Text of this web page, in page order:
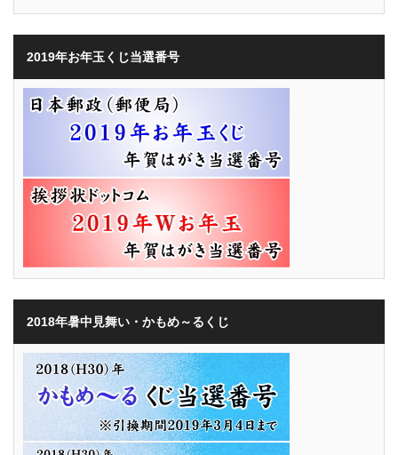
2019年お年玉くじ当選番号
2018年暑中見舞い・かもめ～るくじ